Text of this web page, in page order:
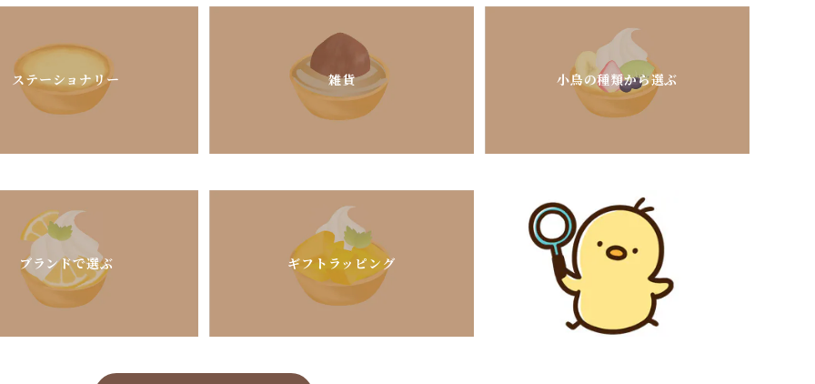
ステーショナリー 雑貨 小鳥の種類から選ぶ
ブランドで選ぶ ギフトラッピング